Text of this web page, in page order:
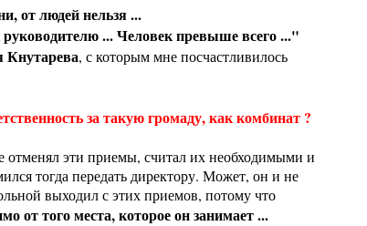
от людей нельзя ...
... Человек превыше всего ..."
Кнутарева, с которым мне посчастливилось
за такую громаду, как комбинат ?
эти приемы, считал их необходимыми и
тогда передать директору. Может, он и не
выходил с этих приемов, потому что
от того места, которое он занимает ...